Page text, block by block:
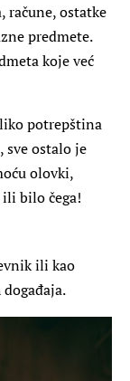
račune, ostatke
predmete.
koje već
potrepština
sve ostalo je
olovki,
bilo čega!
ili kao